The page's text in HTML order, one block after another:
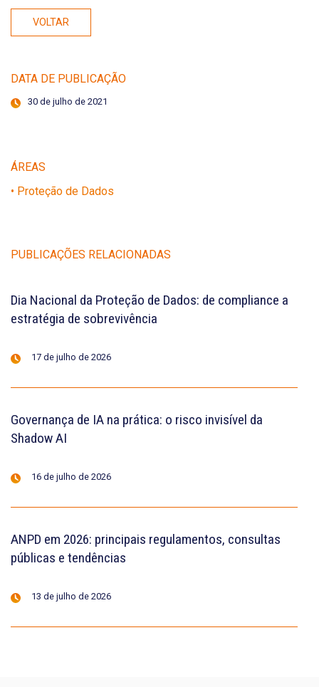
VOLTAR
DATA DE PUBLICAÇÃO
30 de julho de 2021
ÁREAS
• Proteção de Dados
PUBLICAÇÕES RELACIONADAS
Dia Nacional da Proteção de Dados: de compliance a
estratégia de sobrevivência
17 de julho de 2026
Governança de IA na prática: o risco invisível da
Shadow AI
16 de julho de 2026
ANPD em 2026: principais regulamentos, consultas
públicas e tendências
13 de julho de 2026